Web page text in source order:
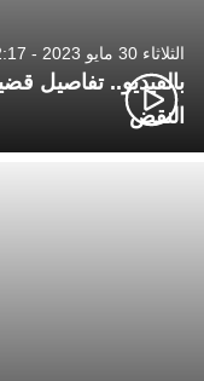
الثلاثاء 30 مايو 2023 - 2:17
بالفيديو.. تفاصيل
النقض